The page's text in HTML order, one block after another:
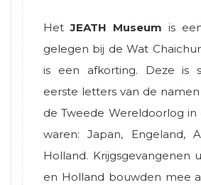
HetJEATH Museum is
gelegen bij de Wat
is een afkorting. Deze is
eerste letters van de
de Tweede Wereldoorlog
waren: Japan, Engeland,
Holland. Krijgsgevangenen
en Holland bouwden mee